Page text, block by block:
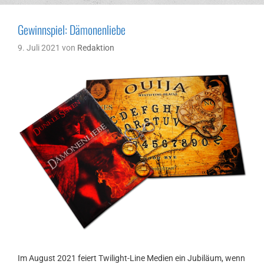
Gewinnspiel: Dämonenliebe
9. Juli 2021 von Redaktion
Im August 2021 feiert Twilight-Line Medien ein Jubiläum, wenn